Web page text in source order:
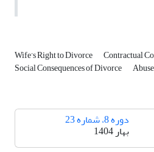
Wife’s Right to Divorce Contractual
Social Consequences of Divorce
دوره 8، شماره 23
بهار 1404